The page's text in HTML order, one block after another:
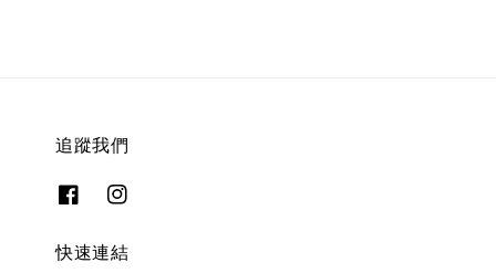
追蹤我們
快速連結